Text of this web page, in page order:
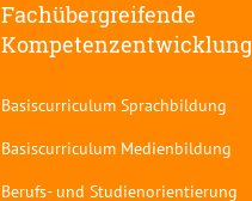
Fachübergreifende
Kompetenzentwicklung
Basiscurriculum Sprachbildung
Basiscurriculum Medienbildung
Berufs- und Studienorientierung